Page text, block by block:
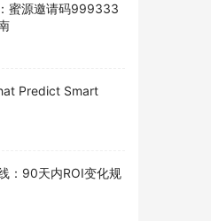
蜜源邀请码999333
Predict Smart
：90天内ROI变化规